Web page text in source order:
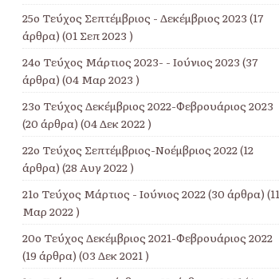
25ο Τεύχος Σεπτέμβριος - Δεκέμβριος 2023 (17
άρθρα) (01 Σεπ 2023 )
24ο Τεύχος Μάρτιος 2023- - Ιούνιος 2023 (37
άρθρα) (04 Μαρ 2023 )
23ο Τεύχος Δεκέμβριος 2022-Φεβρουάριος 2023
(20 άρθρα) (04 Δεκ 2022 )
22ο Τεύχος Σεπτέμβριος-Νοέμβριος 2022(12
άρθρα) (28 Αυγ 2022 )
21ο Τεύχος Μάρτιος - Ιούνιος 2022(30 άρθρα) (11
Μαρ 2022 )
20ο Τεύχος Δεκέμβριος 2021-Φεβρουάριος 2022
(19 άρθρα) (03 Δεκ 2021 )